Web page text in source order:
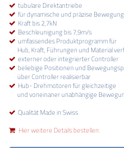
tubulare Direktantriebe
für dynamische und präzise
Kraft bis 2,7kN
Beschleunigung bis 7,9m/s
umfassendes Produktprogramm für
Hub, Kraft, Führungen und Material
externer oder integrierter Controller
beliebige Positionen und
über Controller realisierbar
Hub- Drehmotoren für gleichzeitige
und voneinaner unabhängige
Qualität Made in Swiss
Hier weitere Details bestellen.